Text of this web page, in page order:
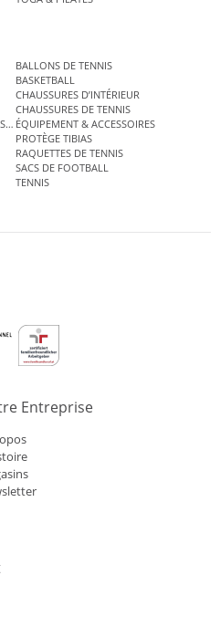
BALLONS DE TENNIS
BASKETBALL
CHAUSSURES D’INTÉRIEUR
CHAUSSURES DE TENNIS
DE TENNIS
ÉQUIPEMENT & ACCESSOIRES
PROTÈGE TIBIAS
RAQUETTES DE TENNIS
SACS DE FOOTBALL
TENNIS
Entreprise